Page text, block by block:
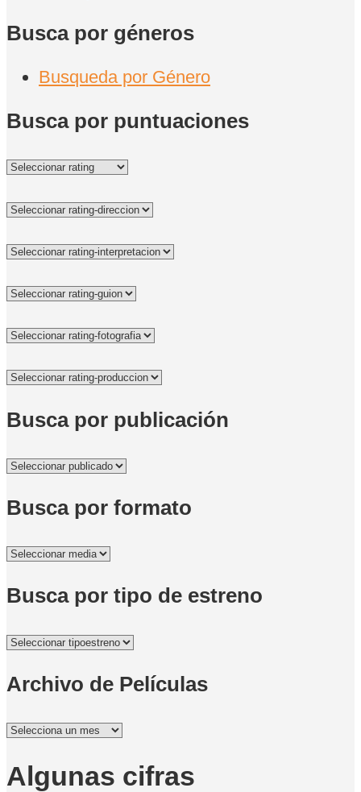
Busca por géneros
Busqueda por Género
Busca por puntuaciones
Busca por publicación
Busca por formato
Busca por tipo de estreno
Archivo de Películas
Archivo
Películas
Algunas cifras